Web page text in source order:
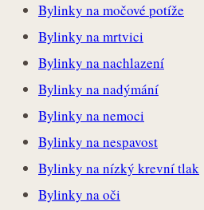
Bylinky na močové potíže
Bylinky na mrtvici
Bylinky na nachlazení
Bylinky na nadýmání
Bylinky na nemoci
Bylinky na nespavost
Bylinky na nízký krevní tlak
Bylinky na oči